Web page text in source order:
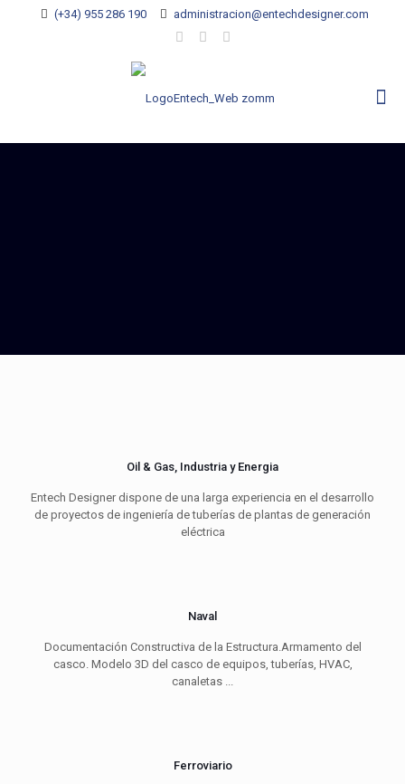
(+34) 955 286 190 administracion@entechdesigner.com
Oil & Gas, Industria y Energia
Entech Designer dispone de una larga experiencia en el desarrollo
de proyectos de ingeniería de tuberías de plantas de generación
eléctrica
Naval
Documentación Constructiva de la Estructura.Armamento del
casco. Modelo 3D del casco de equipos, tuberías, HVAC,
canaletas ...
Ferroviario